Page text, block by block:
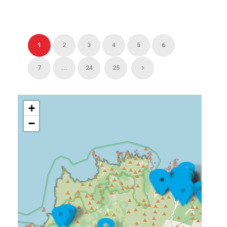
1 2 3 4 5 6
7 ... 24 25
+
−